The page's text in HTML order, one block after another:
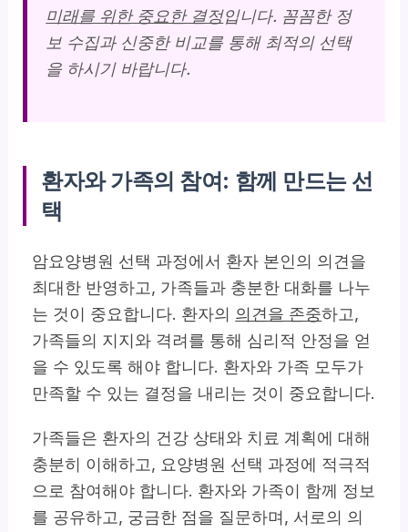
미래를 위한 중요한 결정입니다. 꼼꼼한 정
보 수집과 신중한 비교를 통해 최적의 선택
을 하시기 바랍니다.
환자와 가족의 참여: 함께 만드는 선
택
암요양병원 선택 과정에서 환자 본인의 의견을
최대한 반영하고, 가족들과 충분한 대화를 나누
는 것이 중요합니다. 환자의 의견을 존중하고,
가족들의 지지와 격려를 통해 심리적 안정을 얻
을 수 있도록 해야 합니다. 환자와 가족 모두가
만족할 수 있는 결정을 내리는 것이 중요합니다.
가족들은 환자의 건강 상태와 치료 계획에 대해
충분히 이해하고, 요양병원 선택 과정에 적극적
으로 참여해야 합니다. 환자와 가족이 함께 정보
를 공유하고, 궁금한 점을 질문하며, 서로의 의